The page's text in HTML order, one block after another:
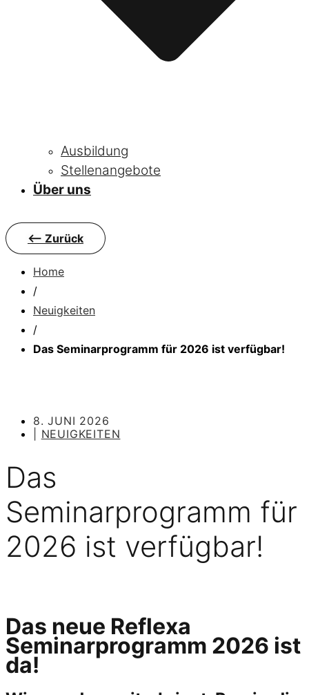
Ausbildung
Stellenangebote
Über uns
<-- Zurück
Home
/
Neuigkeiten
/
Das Seminarprogramm für 2026 ist verfügbar!
8. JUNI 2026
NEUIGKEITEN
Das
Seminarprogramm für
2026 ist verfügbar!
Das neue Reflexa
Seminarprogramm 2026 ist
da!